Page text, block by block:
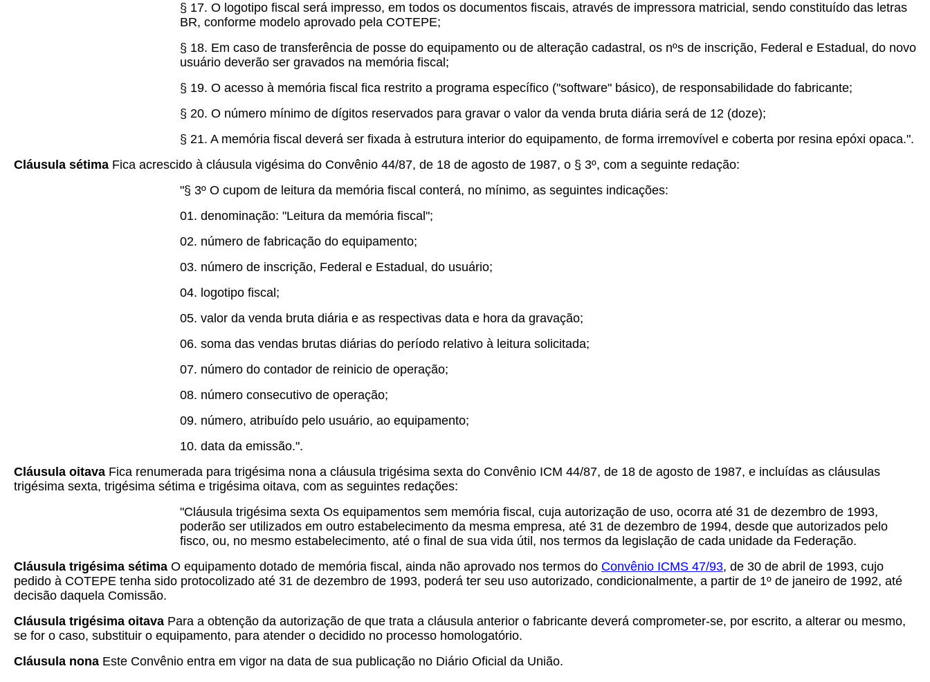
§ 17. O logotipo fiscal será impresso, em todos os documentos fiscais, através de impressora matricial, sendo constituído das letras
BR, conforme modelo aprovado pela COTEPE;
§ 18. Em caso de transferência de posse do equipamento ou de alteração cadastral, os nºs de inscrição, Federal e Estadual, do novo
usuário deverão ser gravados na memória fiscal;
§ 19. O acesso à memória fiscal fica restrito a programa específico ("software" básico), de responsabilidade do fabricante;
§ 20. O número mínimo de dígitos reservados para gravar o valor da venda bruta diária será de 12 (doze);
§ 21. A memória fiscal deverá ser fixada à estrutura interior do equipamento, de forma irremovível e coberta por resina epóxi opaca.".
Cláusula sétima Fica acrescido à cláusula vigésima do Convênio 44/87, de 18 de agosto de 1987, o § 3º, com a seguinte redação:
"§ 3º O cupom de leitura da memória fiscal conterá, no mínimo, as seguintes indicações:
01. denominação: "Leitura da memória fiscal";
02. número de fabricação do equipamento;
03. número de inscrição, Federal e Estadual, do usuário;
04. logotipo fiscal;
05. valor da venda bruta diária e as respectivas data e hora da gravação;
06. soma das vendas brutas diárias do período relativo à leitura solicitada;
07. número do contador de reinicio de operação;
08. número consecutivo de operação;
09. número, atribuído pelo usuário, ao equipamento;
10. data da emissão.".
Cláusula oitava Fica renumerada para trigésima nona a cláusula trigésima sexta do Convênio ICM 44/87, de 18 de agosto de 1987, e incluídas as cláusulas
trigésima sexta, trigésima sétima e trigésima oitava, com as seguintes redações:
"Cláusula trigésima sexta Os equipamentos sem memória fiscal, cuja autorização de uso, ocorra até 31 de dezembro de 1993,
poderão ser utilizados em outro estabelecimento da mesma empresa, até 31 de dezembro de 1994, desde que autorizados pelo
fisco, ou, no mesmo estabelecimento, até o final de sua vida útil, nos termos da legislação de cada unidade da Federação.
Cláusula trigésima sétima O equipamento dotado de memória fiscal, ainda não aprovado nos termos do Convênio ICMS 47/93, de 30 de abril de 1993, cujo
pedido à COTEPE tenha sido protocolizado até 31 de dezembro de 1993, poderá ter seu uso autorizado, condicionalmente, a partir de 1º de janeiro de 1992, até
decisão daquela Comissão.
Cláusula trigésima oitava Para a obtenção da autorização de que trata a cláusula anterior o fabricante deverá comprometer-se, por escrito, a alterar ou mesmo,
se for o caso, substituir o equipamento, para atender o decidido no processo homologatório.
Cláusula nona Este Convênio entra em vigor na data de sua publicação no Diário Oficial da União.